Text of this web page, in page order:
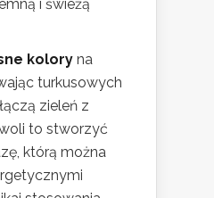
i świeżą
kolory na
turkusowych
zieleń z
to stworzyć
którą można